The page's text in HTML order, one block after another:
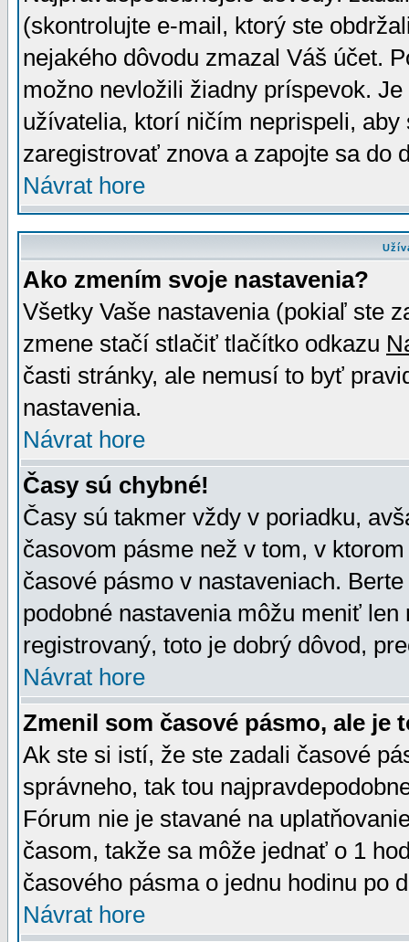
(skontrolujte e-mail, ktorý ste
nejakého dôvodu zmazal Váš účet.
možno nevložili žiadny príspevok.
užívatelia, ktorí ničím neprispeli,
zaregistrovať znova a zapojte sa do
Návrat hore
Ako zmením svoje nastavenia?
Všetky Vaše nastavenia (pokiaľ ste
zmene stačí stlačiť tlačítko odkazu
časti stránky, ale nemusí to byť
nastavenia.
Návrat hore
Časy sú chybné!
Časy sú takmer vždy v poriadku,
časovom pásme než v tom, v
časové pásmo v nastaveniach.
podobné nastavenia môžu meniť
registrovaný, toto je dobrý dôvod,
Návrat hore
Zmenil som časové pásmo, ale je
Ak ste si istí, že ste zadali časové
správneho, tak tou
Fórum nie je stavané na
časom, takže sa môže jednať o 1
časového pásma o jednu hodinu po
Návrat hore